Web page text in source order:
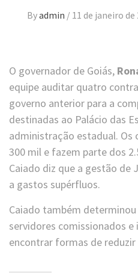
Byadmin / 11 de janeiro de
O governador de Goiás,
equipe auditar quatro
governo anterior para a
destinadas ao Palácio das
administração estadual. Os
300 mil e fazem parte dos
Caiado diz que a gestão de
a gastos supérfluos.
Caiado também
servidores comissionados
encontrar formas de reduzir